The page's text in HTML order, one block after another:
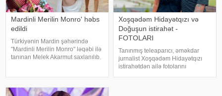
Mardinli Merilin Monro' həbs
edildi
Türkiyənin Mardin şəhərində
"Mardinli Merilin Monro" ləqəbi ilə
tanınan Melek Akarmut saxlanılıb.
tərkibli olduğ
Xoşqədəm Hidayətqızı və
Doğuşun istirahət -
FOTOLARI
Tanınmış teleaparıcı, əməkdar
jurnalist Xoşqədəm Hidayətqızı
istirahətdən ailə fotolarını